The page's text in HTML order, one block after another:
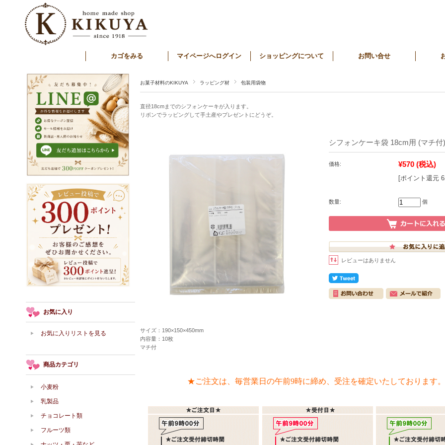
カゴをみる マイページへログイン ショッピングについて お問い合せ
お菓子材料のKIKUYA ラッピング材 包装用袋物
直径18cmまでのシフォンケーキが入ります。
リボンでラッピングして手土産やプレゼントにどうぞ。
シフォンケーキ袋 18cm用 (マチ付
価格: ¥570 (税込)
[ポイント還元
数量: 個
レビューはありません
サイズ：190×150×450mm
内容量：10枚
マチ付
★ご注文は、毎営業日の午前9時に締め、受注を確定いたしております。
お気に入り
お気に入りリストを見る
商品カテゴリ
小麦粉
乳製品
チョコレート類
フルーツ類